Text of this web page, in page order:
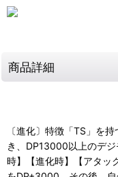
商品詳細
〔進化〕特徴「TS」を
き、DP13000以上のデ
時】【進化時】【アタッ